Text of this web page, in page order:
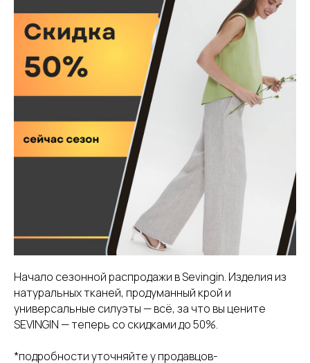
Начало сезонной распродажи в Sevingin. Изделия из
натуральных тканей, продуманный крой и
универсальные силуэты — всё, за что вы цените
SEVINGIN — теперь со скидками до 50%.
*подробности уточняйте у продавцов-